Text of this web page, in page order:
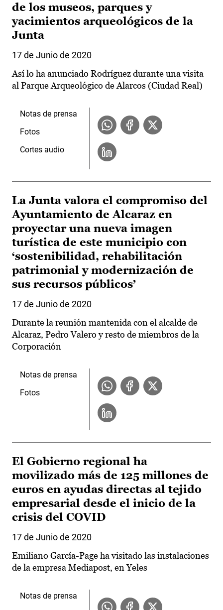
de los museos, parques y
yacimientos arqueológicos de la
Junta
17 de Junio de 2020
Así lo ha anunciado Rodríguez durante una visita
al Parque Arqueológico de Alarcos (Ciudad Real)
Notas de prensa
Fotos
Cortes audio
La Junta valora el compromiso del
Ayuntamiento de Alcaraz en
proyectar una nueva imagen
turística de este municipio con
‘sostenibilidad, rehabilitación
patrimonial y modernización de
sus recursos públicos’
17 de Junio de 2020
Durante la reunión mantenida con el alcalde de
Alcaraz, Pedro Valero y resto de miembros de la
Corporación
Notas de prensa
Fotos
El Gobierno regional ha
movilizado más de 125 millones de
euros en ayudas directas al tejido
empresarial desde el inicio de la
crisis del COVID
17 de Junio de 2020
Emiliano García-Page ha visitado las instalaciones
de la empresa Mediapost, en Yeles
Notas de prensa